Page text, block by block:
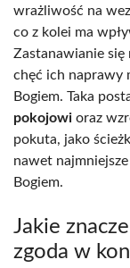
wrażliwość na
co z kolei ma
Zastanawianie
chęć ich naprawy
Bogiem. Taka
pokojowi oraz
pokuta, jako
nawet
Bogiem.
Jakie
zgoda w